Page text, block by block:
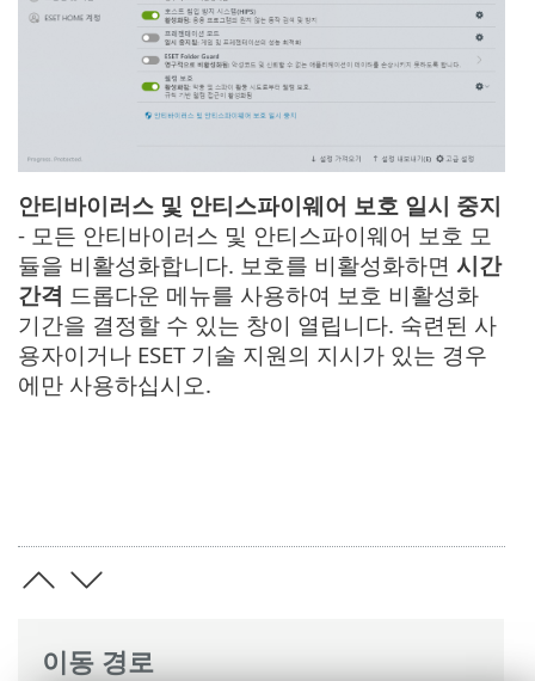
이동 경로
안티바이러스 및 안티스파이웨어 보호 일시 중지
- 모든 안티바이러스 및 안티스파이웨어 보호 모
듈을 비활성화합니다. 보호를 비활성화하면 시간
간격 드롭다운 메뉴를 사용하여 보호 비활성화
기간을 결정할 수 있는 창이 열립니다. 숙련된 사
용자이거나 ESET 기술 지원의 지시가 있는 경우
에만 사용하십시오.